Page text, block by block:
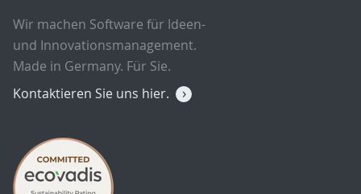
Wir machen Software für Ideen-
und Innovationsmanagement.
Made in Germany. Für Sie.
Kontaktieren Sie uns hier.